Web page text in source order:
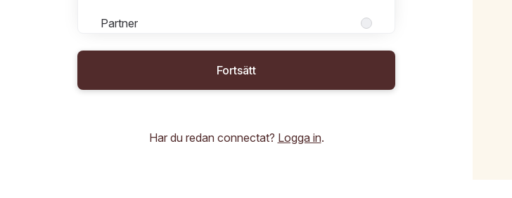
Partner
Fortsätt
Har du redan connectat? Logga in.